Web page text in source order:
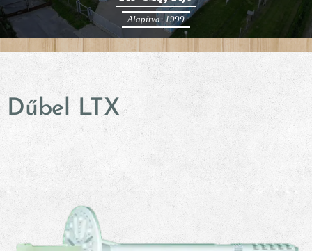
Alapítva: 1999
Dűbel LTX